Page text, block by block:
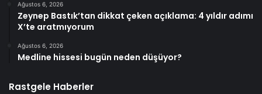
Ağustos 6, 2026
Zeynep Bastık’tan dikkat çeken açıklama: 4 yıldır adımı
X’te aratmıyorum
Ağustos 6, 2026
Medline hissesi bugün neden düşüyor?
Rastgele Haberler